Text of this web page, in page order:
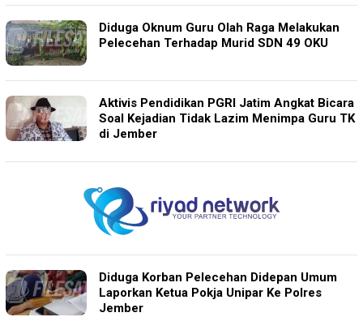
Diduga Oknum Guru Olah Raga Melakukan
Pelecehan Terhadap Murid SDN 49 OKU
Aktivis Pendidikan PGRI Jatim Angkat Bicara
Soal Kejadian Tidak Lazim Menimpa Guru TK
di Jember
Diduga Korban Pelecehan Didepan Umum
Laporkan Ketua Pokja Unipar Ke Polres
Jember